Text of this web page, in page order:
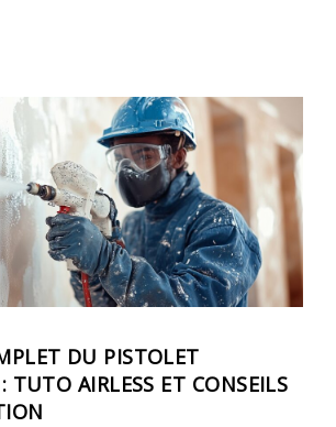
DU PISTOLET
TUTO AIRLESS ET CONSEILS